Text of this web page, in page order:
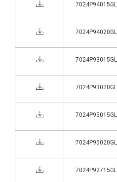
7024P94015GL
7024P94020GL
7024P93015GL
7024P93020GL
7024P95015GL
7024P95020GL
7024P92715GL